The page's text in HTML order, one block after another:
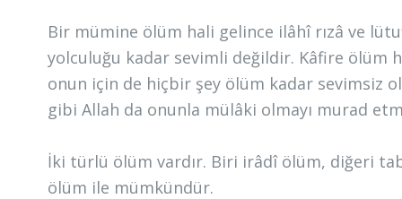
Bir mümine ölüm hali gelince ilâhî rızâ ve
yolculuğu kadar sevimli değildir. Kâfire ölüm
onun için de hiçbir şey ölüm kadar sevimsiz
gibi Allah da onunla mülâki olmayı murad
İki türlü ölüm vardır. Biri irâdî ölüm, diğeri
ölüm ile mümkündür.